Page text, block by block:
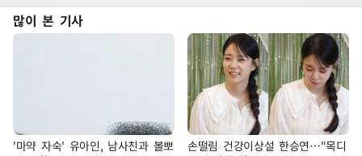
많이 본 기사
'마약 자숙' 유아인, 남사친과 볼뽀
손떨림 건강이상설 한승연…"목디